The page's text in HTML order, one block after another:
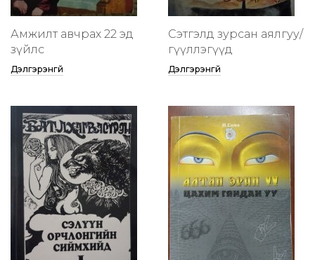
Амжилт авчрах 22 эд
зүйлс
Дэлгэрэнгүй
Сэтгэлд зурсан аялгуу/
өгүүллэгүүд
Дэлгэрэнгүй